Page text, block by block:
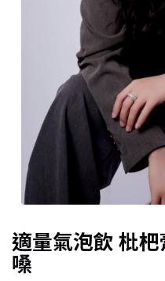
適量氣泡飲 枇
嗓